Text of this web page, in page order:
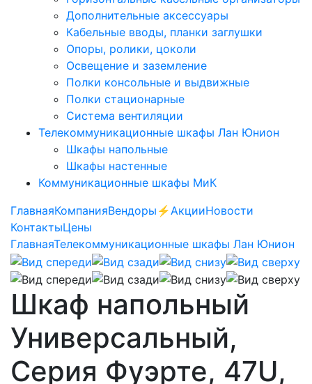
Дополнительные аксессуары
Кабельные вводы, планки заглушки
Опоры, ролики, цоколи
Освещение и заземление
Полки консольные и выдвижные
Полки стационарные
Система вентиляции
Телекоммуникационные шкафы Лан Юнион
Шкафы напольные
Шкафы настенные
Коммуникационные шкафы МиК
ГлавнаяКомпанияВендоры ⚡️АкцииНовости
КонтактыЦены
ГлавнаяТелекоммуникационные шкафы Лан Юнион
Шкаф напольный
Универсальный,
Серия Фуэрте, 47U,